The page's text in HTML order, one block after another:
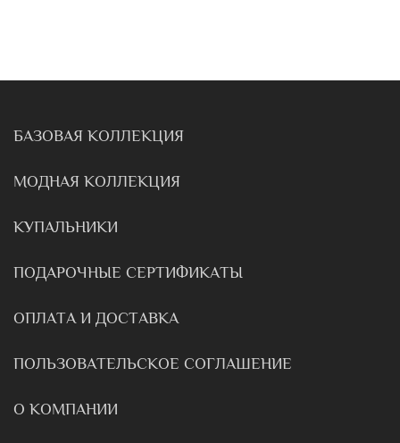
БАЗОВАЯ КОЛЛЕКЦИЯ
МОДНАЯ КОЛЛЕКЦИЯ
КУПАЛЬНИКИ
ПОДАРОЧНЫЕ СЕРТИФИКАТЫ
ОПЛАТА И ДОСТАВКА
ПОЛЬЗОВАТЕЛЬСКОЕ СОГЛАШЕНИЕ
О КОМПАНИИ